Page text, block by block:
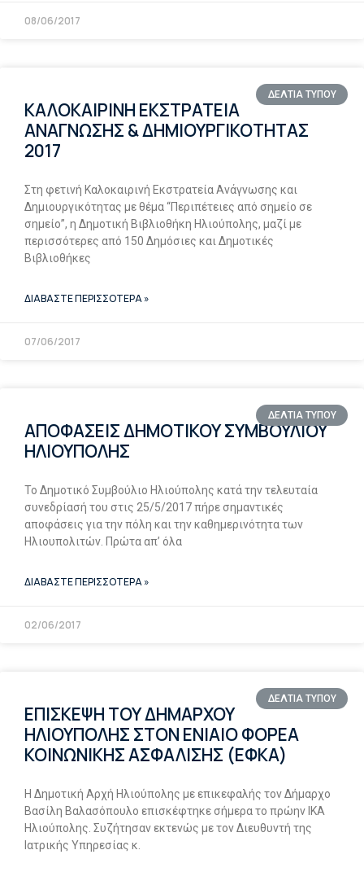
08/06/2017
ΔΕΛΤΙΑ ΤΥΠΟΥ
ΚΑΛΟΚΑΙΡΙΝΗ ΕΚΣΤΡΑΤΕΙΑ
ΑΝΑΓΝΩΣΗΣ & ΔΗΜΙΟΥΡΓΙΚΟΤΗΤΑΣ
2017
Στη φετινή Καλοκαιρινή Εκστρατεία Ανάγνωσης και
Δημιουργικότητας με θέμα “Περιπέτειες από σημείο σε
σημείο”, η Δημοτική Βιβλιοθήκη Ηλιούπολης, μαζί με
περισσότερες από 150 Δημόσιες και Δημοτικές
Βιβλιοθήκες
ΔΙΑΒΑΣΤΕ ΠΕΡΙΣΣΟΤΕΡΑ »
07/06/2017
ΔΕΛΤΙΑ ΤΥΠΟΥ
ΑΠΟΦΑΣΕΙΣ ΔΗΜΟΤΙΚΟΥ ΣΥΜΒΟΥΛΙΟΥ
ΗΛΙΟΥΠΟΛΗΣ
Το Δημοτικό Συμβούλιο Ηλιούπολης κατά την τελευταία
συνεδρίασή του στις 25/5/2017 πήρε σημαντικές
αποφάσεις για την πόλη και την καθημερινότητα των
Ηλιουπολιτών. Πρώτα απ’ όλα
ΔΙΑΒΑΣΤΕ ΠΕΡΙΣΣΟΤΕΡΑ »
02/06/2017
ΔΕΛΤΙΑ ΤΥΠΟΥ
ΕΠΙΣΚΕΨΗ ΤΟΥ ΔΗΜΑΡΧΟΥ
ΗΛΙΟΥΠΟΛΗΣ ΣΤΟΝ ΕΝΙΑΙΟ ΦΟΡΕΑ
ΚΟΙΝΩΝΙΚΗΣ ΑΣΦΑΛΙΣΗΣ (ΕΦΚΑ)
Η Δημοτική Αρχή Ηλιούπολης με επικεφαλής τον Δήμαρχο
Βασίλη Βαλασόπουλο επισκέφτηκε σήμερα το πρώην ΙΚΑ
Ηλιούπολης. Συζήτησαν εκτενώς με τον Διευθυντή της
Ιατρικής Υπηρεσίας κ.